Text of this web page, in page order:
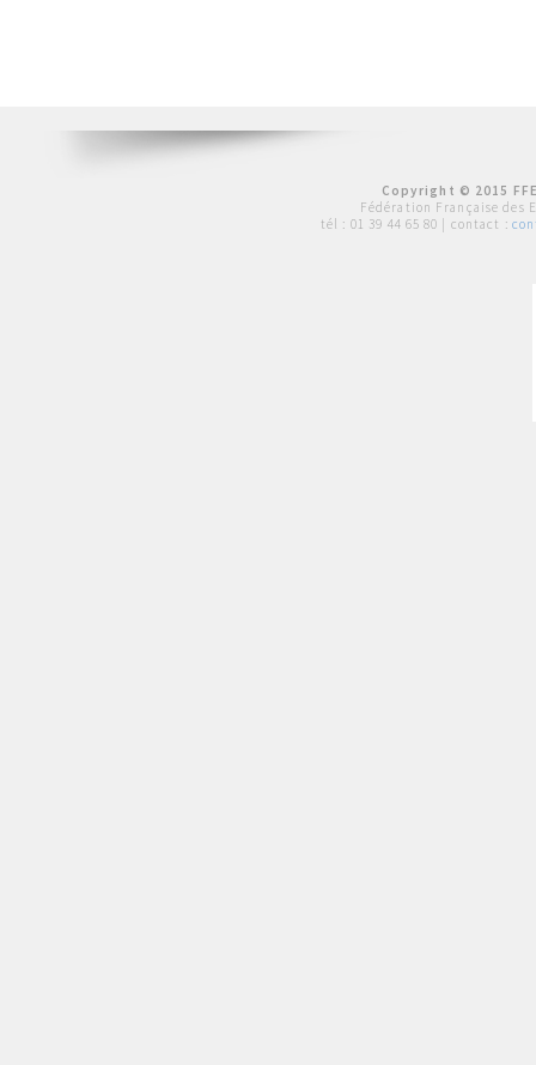
Copyright © 2015
Fédération Française des
tél : 01 39 44 65 80 | contact :